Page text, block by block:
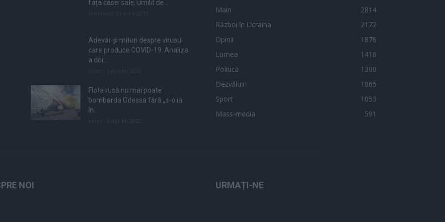
fața casei sale, umilit de...
Adevăr și mituri despre virusul
care produce COVID-19. Analiza
a doi...
Flota rusă nu mai poate
bombarda Odessa fără „s-o ia
în...
Main
2814
Război în Ucraina
2172
Opinii
1876
Lumea
1416
Politică
1300
Dezvăluiri
1065
Sport
1053
Mass-media
591
NOI URMAȚI-NE